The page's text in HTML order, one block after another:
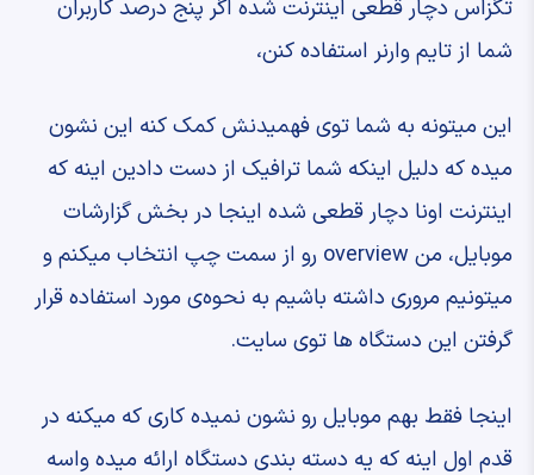
تگزاس دچار قطعی اینترنت شده ‫اگر پنج درصد کاربران
شما از تایم وارنر استفاده کنن،
‫این میتونه به شما توی فهمیدنش کمک کنه ‫این نشون
میده که دلیل اینکه ‫شما ترافیک از دست دادین ‫اینه که
اینترنت اونا دچار قطعی شده ‫اینجا در بخش گزارشات
موبایل، ‫من overview رو از سمت چپ انتخاب میکنم ‫و
میتونیم مروری داشته باشیم به نحوه‌ی مورد استفاده ‫قرار
گرفتن این دستگاه ها توی سایت.
‫اینجا فقط بهم موبایل رو نشون نمیده ‫کاری که میکنه در
قدم اول اینه که ‫یه دسته بندی دستگاه ارائه میده ‫واسه